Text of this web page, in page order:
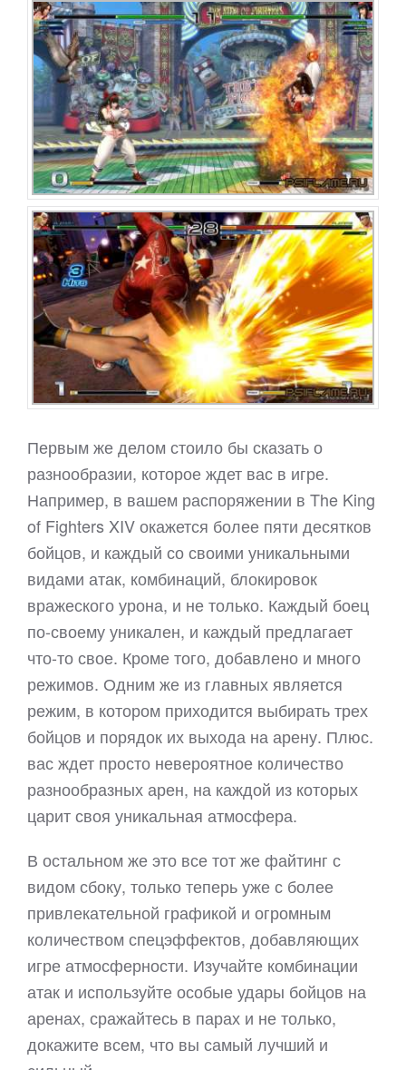
Первым же делом стоило бы сказать о
разнообразии, которое ждет вас в игре.
Например, в вашем распоряжении в The King
of Fighters XIV окажется более пяти десятков
бойцов, и каждый со своими уникальными
видами атак, комбинаций, блокировок
вражеского урона, и не только. Каждый боец
по-своему уникален, и каждый предлагает
что-то свое. Кроме того, добавлено и много
режимов. Одним же из главных является
режим, в котором приходится выбирать трех
бойцов и порядок их выхода на арену. Плюс.
вас ждет просто невероятное количество
разнообразных арен, на каждой из которых
царит своя уникальная атмосфера.
В остальном же это все тот же файтинг с
видом сбоку, только теперь уже с более
привлекательной графикой и огромным
количеством спецэффектов, добавляющих
игре атмосферности. Изучайте комбинации
атак и используйте особые удары бойцов на
аренах, сражайтесь в парах и не только,
докажите всем, что вы самый лучший и